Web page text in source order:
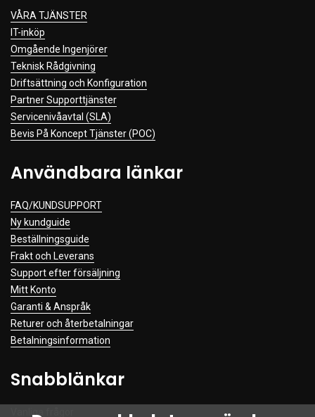
VÅRA TJÄNSTER
IT-inköp
Omgående Ingenjörer
Teknisk Rådgivning
Driftsättning och Konfiguration
Partner Supporttjänster
Servicenivåavtal (SLA)
Bevis På Koncept Tjänster (POC)
Användbara länkar
FAQ/KUNDSUPPORT
Ny kundguide
Beställningsguide
Frakt och Leverans
Support efter försäljning
Mitt Konto
Garanti & Anspråk
Returer och återbetalningar
Betalningsinformation
Snabblänkar
Vanliga frågor